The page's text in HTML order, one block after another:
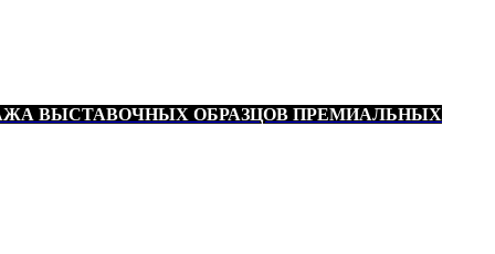
ВЫСТАВОЧНЫХ ОБРАЗЦОВ ПРЕМИАЛЬНЫХ